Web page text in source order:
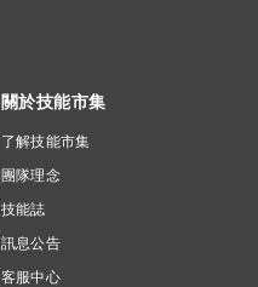
關於技能市集
了解技能市集
團隊理念
技能誌
訊息公告
客服中心